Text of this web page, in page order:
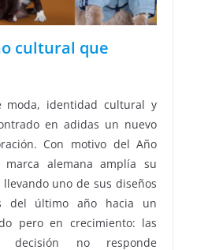
cultural que
moda, identidad cultural y
en adidas un nuevo
Con motivo del Año
alemana amplía su
uno de sus diseños
del último año hacia un
pero en crecimiento: las
decisión no responde